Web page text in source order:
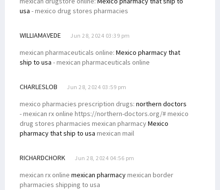
usa - mexico drug stores pharmacies
WILLIAMAVEDE Jun 28, 2024 03:39 pm
mexican pharmaceuticals online: Mexico pharmacy that
ship to usa - mexican pharmaceuticals online
CHARLESLOB Jun 28, 2024 03:59 pm
mexico pharmacies prescription drugs: northern doctors
- mexican rx online https://northern-doctors.org/# mexico
drug stores pharmacies mexican pharmacyMexico
pharmacy that ship to usa mexican mail
RICHARDCHORK Jun 28, 2024 04:56 pm
mexican rx online mexican pharmacymexican border
pharmacies shipping to usa